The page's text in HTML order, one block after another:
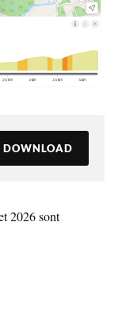
DOWNLOAD
2026 sont